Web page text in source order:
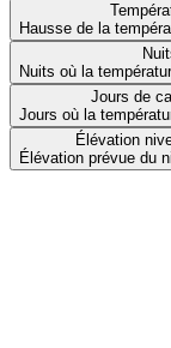
Hausse de la
Nuits où la
Jours de
Jours où la
Élévation
Élévation prévue du